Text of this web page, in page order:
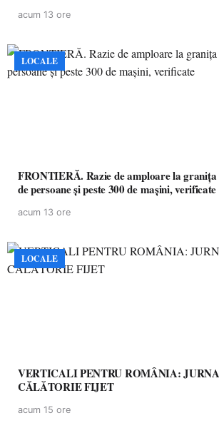
acum 13 ore
LOCALE
FRONTIERĂ. Razie de amploare la
de persoane și peste 300 de mașini, verificate
acum 13 ore
LOCALE
VERTICALI PENTRU ROMÂNIA:
CĂLĂTORIE FIJET
acum 15 ore